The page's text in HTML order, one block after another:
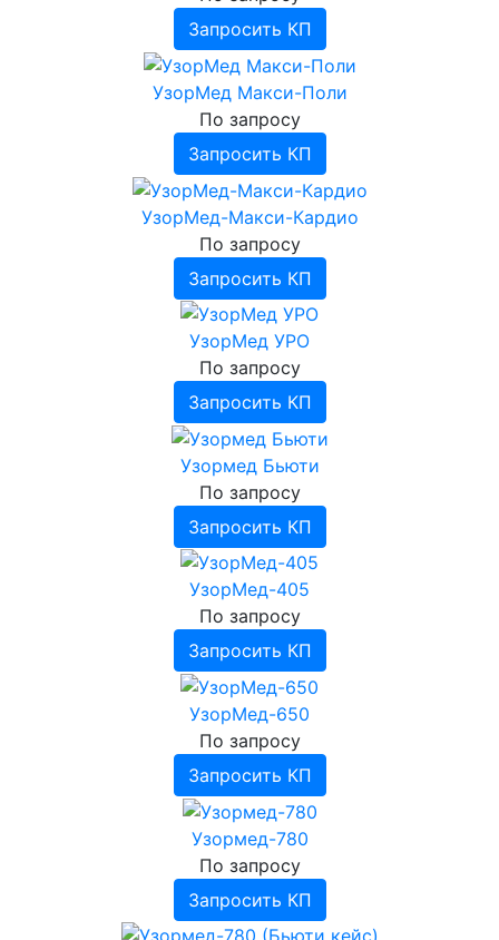
Запросить КП
УзорМед Макси-Поли
По запросу
Запросить КП
УзорМед-Макси-Кардио
По запросу
Запросить КП
УзорМед УРО
По запросу
Запросить КП
Узормед Бьюти
По запросу
Запросить КП
УзорМед-405
По запросу
Запросить КП
УзорМед-650
По запросу
Запросить КП
Узормед-780
По запросу
Запросить КП